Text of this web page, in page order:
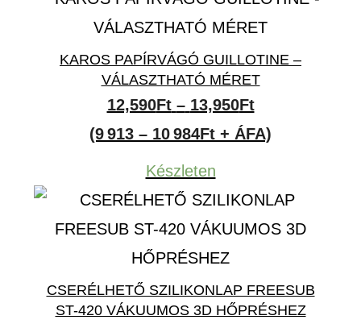
KAROS PAPÍRVÁGÓ GUILLOTINE –
VÁLASZTHATÓ MÉRET
12,590Ft – 13,950FtÁrtartomány:
12,590Ft
13,950Ft
(9 913 – 10 984Ft + ÁFA)
Készleten
CSERÉLHETŐ SZILIKONLAP FREESUB
ST-420 VÁKUUMOS 3D HŐPRÉSHEZ